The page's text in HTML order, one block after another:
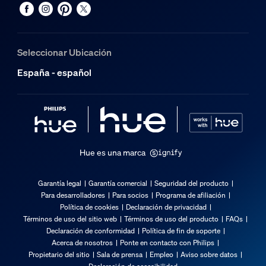
Dimensiones y peso del embalaje
Producto con código EAN/UPC
Peso neto
0,06 kg
Peso bruto
0,11 kg
Longitud
7,2 cm
Anchura
Código 12NC
929002469202
Seleccionar Ubicación
España - español
Hue es una marca
Garantía legal Garantía comercial
Seguridad del producto
Para desarrolladores
Para socios
Programa de afiliación
Política de cookies
Declaración de privacidad
Términos de uso del sitio web
Términos de uso del producto
FAQs
Declaración de conformidad
Política de fin de soporte
Acerca de nosotros
Ponte en contacto con Philips
Propietario del sitio
Sala de prensa Empleo
Aviso sobre datos